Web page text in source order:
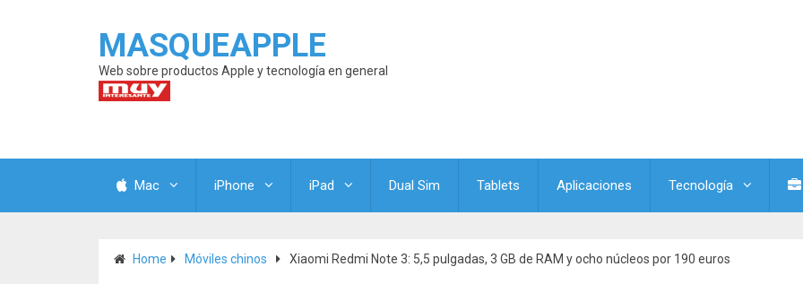
MASQUEAPPLE
Web sobre productos Apple y tecnología en general
Mac iPhone iPad Dual Sim Tablets Aplicaciones Tecnología
Home Móviles chinos Xiaomi Redmi Note 3: 5,5 pulgadas, 3 GB de RAM y ocho núcleos por 190 euros